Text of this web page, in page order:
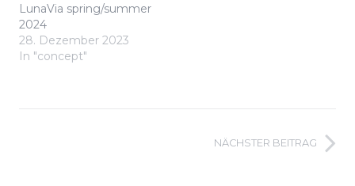
LunaVia spring/summer
2024
28. Dezember 2023
In "concept"
NÄCHSTER BEITRAG